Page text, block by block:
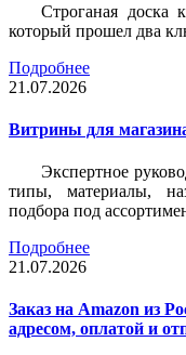
Строганая доска
который прошел два
Подробнее
21.07.2026
Витрины для
Экспертное
типы, материалы,
подбора под
Подробнее
21.07.2026
Заказ на Amazon из
адресом, оплатой и